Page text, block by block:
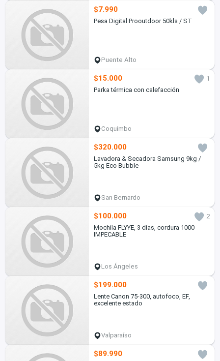
$7.990
Pesa Digital Prooutdoor 50kls / ST
Puente Alto
$15.000
1
Parka térmica con calefacción
Coquimbo
$320.000
Lavadora & Secadora Samsung 9kg /
5kg Eco Bubble
San Bernardo
$100.000
2
Mochila FLYYE, 3 días, cordura 1000
IMPECABLE
Los Ángeles
$199.000
Lente Canon 75-300, autofoco, EF,
excelente estado
Valparaíso
$89.990